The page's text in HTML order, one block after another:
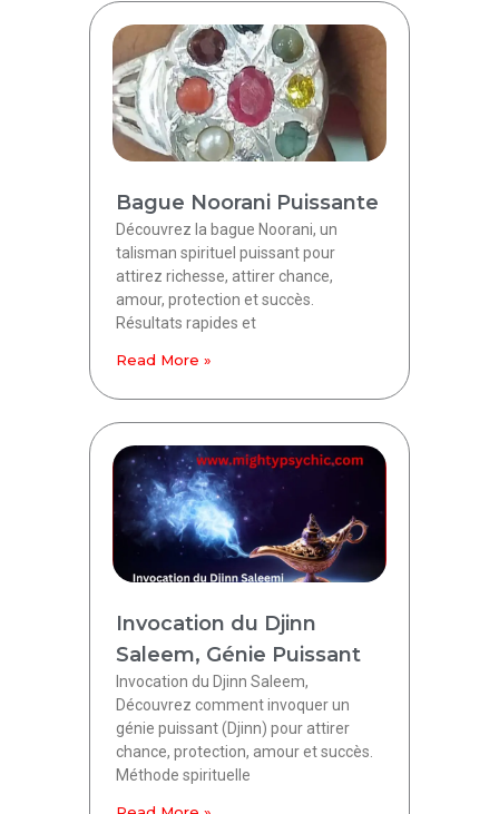
Bague Noorani Puissante
Découvrez la bague Noorani, un
talisman spirituel puissant pour
attirez richesse, attirer chance,
amour, protection et succès.
Résultats rapides et
Read More »
Invocation du Djinn
Saleem, Génie Puissant
Invocation du Djinn Saleem,
Découvrez comment invoquer un
génie puissant (Djinn) pour attirer
chance, protection, amour et succès.
Méthode spirituelle